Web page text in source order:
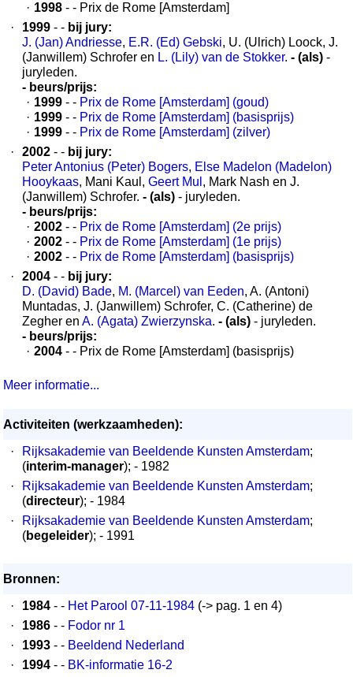
· 1998 - - Prix de Rome [Amsterdam]
·
1999 - - bij jury:
J. (Jan) Andriesse, E.R. (Ed) Gebski, U. (Ulrich) Loock, J.
(Janwillem) Schrofer en L. (Lily) van de Stokker. - (als) -
juryleden.
- beurs/prijs:
· 1999 - - Prix de Rome [Amsterdam] (goud)
· 1999 - - Prix de Rome [Amsterdam] (basisprijs)
· 1999 - - Prix de Rome [Amsterdam] (zilver)
·
2002 - - bij jury:
Peter Antonius (Peter) Bogers, Else Madelon (Madelon)
Hooykaas, Mani Kaul, Geert Mul , Mark Nash en J.
(Janwillem) Schrofer. - (als) - juryleden.
- beurs/prijs:
· 2002 - - Prix de Rome [Amsterdam] (2e prijs)
· 2002 - - Prix de Rome [Amsterdam] (1e prijs)
· 2002 - - Prix de Rome [Amsterdam] (basisprijs)
·
2004 - - bij jury:
D. (David) Bade, M. (Marcel) van Eeden, A. (Antoni)
Muntadas, J. (Janwillem) Schrofer, C. (Catherine) de
Zegher en A. (Agata) Zwierzynska. - (als) - juryleden.
- beurs/prijs:
· 2004 - - Prix de Rome [Amsterdam] (basisprijs)
Meer informatie...
Activiteiten (werkzaamheden):
·
Rijksakademie van Beeldende Kunsten Amsterdam;
(interim-manager); - 1982
·
Rijksakademie van Beeldende Kunsten Amsterdam;
(directeur); - 1984
·
Rijksakademie van Beeldende Kunsten Amsterdam;
(begeleider); - 1991
Bronnen:
·
1984 - - Het Parool 07-11-1984 (-> pag. 1 en 4)
·
1986 - - Fodor nr 1
·
1993 - - Beeldend Nederland
·
1994 - - BK-informatie 16-2